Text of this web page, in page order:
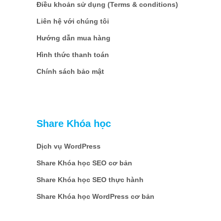
Điều khoản sử dụng (Terms & conditions)
Liên hệ với chúng tôi
Hướng dẫn mua hàng
Hình thức thanh toán
Chính sách bảo mật
Share Khóa học
Dịch vụ WordPress
Share Khóa học SEO cơ bản
Share Khóa học SEO thực hành
Share Khóa học WordPress cơ bản